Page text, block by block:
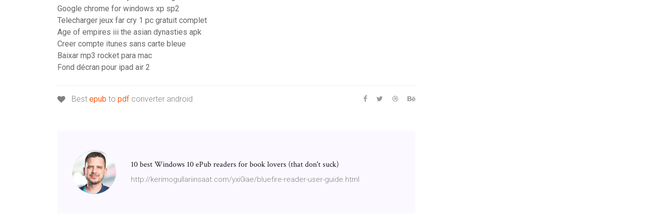
Google chrome for windows xp sp2
Telecharger jeux far cry 1 pc gratuit complet
Age of empires iii the asian dynasties apk
Creer compte itunes sans carte bleue
Baixar mp3 rocket para mac
Fond décran pour ipad air 2
Best epub to pdf converter android
10 best Windows 10 ePub readers for book lovers (that don't suck)
http://kerimogullariinsaat.com/yxi0iae/bluefire-reader-user-guide.html